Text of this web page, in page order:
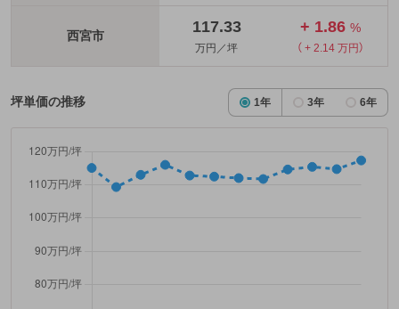
西宮市 117.33
万円／坪
+ 1.86 %
（ + 2.14 万円）
坪単価の推移 1年 3年 6年